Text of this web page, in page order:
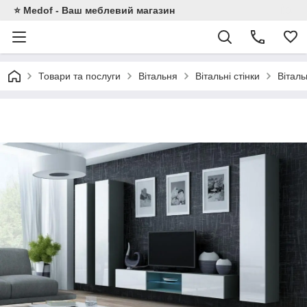
⭐ Medof - Ваш меблевий магазин
Товари та послуги Вітальня Вітальні стінки